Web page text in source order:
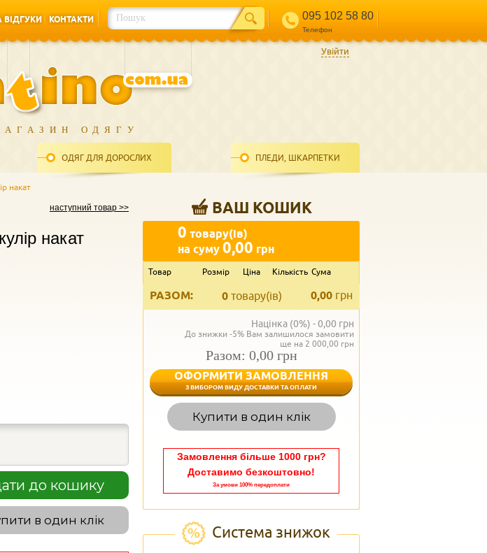
ВІДГУКИ
КОНТАКТИ
095 102 58 80
Телефон
ОДЯГУ
ОДЯГ ДЛЯ ДОРОСЛИХ ПЛЕДИ, ШКАРПЕТКИ
Увійти
накат
ВАШ КОШИК
0 товару(ів)
на суму0,00 грн
Товар Розмір Ціна Кількість Сума
РАЗОМ: 0,00 грн
0 товару(ів)
Націнка (0%) -0,00 грн
До знижки -5% Вам залишилося замовити
ще на 2 000,00 грн
Разом: 0,00 грн
ОФОРМИТИ ЗАМОВЛЕННЯ
З ВИБОРОМ ВИДУ ДОСТАВКИ ТА ОПЛАТИ
Купити в один клік
Замовлення більше 1000 грн?
Доставимо безкоштовно!
За умови 100% передоплати
Система знижок
наступний товар >>
накат
до кошику
в один клік